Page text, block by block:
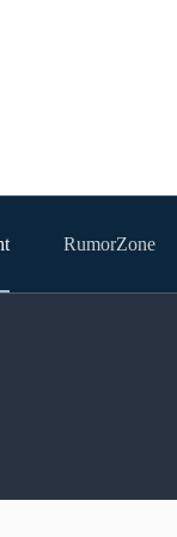
RumorZone